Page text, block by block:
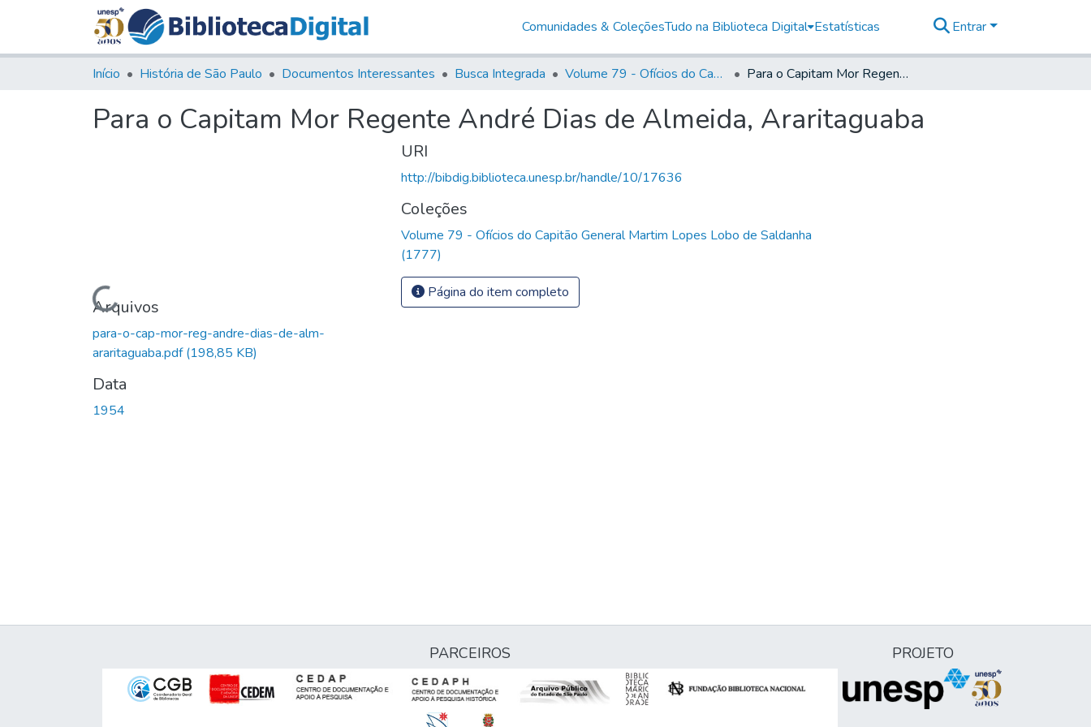
Comunidades & ColeçõesTudo na Biblioteca Digital Estatísticas Entrar
Início História de São Paulo Documentos Interessantes Busca Integrada Volume 79 - Ofícios do Capitão General Martim Lopes Lobo de Saldanha (1777) Para o Capitam Mor Regente André Dias de Almeida, Araritaguaba
Para o Capitam Mor Regente André Dias de Almeida, Araritaguaba
Carregando...
Arquivos
para-o-cap-mor-reg-andre-dias-de-alm-
araritaguaba.pdf(198,85 KB)
Data
1954
URI
http://bibdig.biblioteca.unesp.br/handle/10/17636
Coleções
Volume 79 - Ofícios do Capitão General Martim Lopes Lobo de Saldanha
(1777)
Página do item completo
PARCEIROS PROJETO